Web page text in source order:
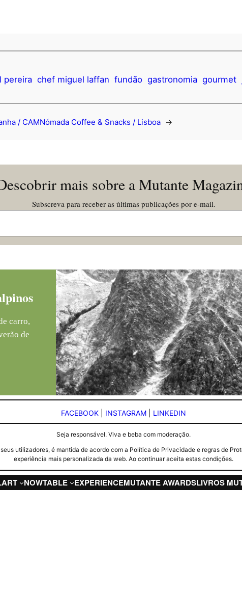
pereira chef miguel laffan fundão gastronomia gourmet
/ CAMNómada Coffee & Snacks / Lisboa →
mais sobre a Mutante
Subscreva para receber as últimas publicações por e-mail.
carro,
de
FACEBOOK INSTAGRAM LINKEDIN
Seja responsável. Viva e beba com moderação.
utilizadores, é mantida de acordo com a Política de Privacidade e regras de
experiência mais personalizada da web. Ao continuar aceita estas condições.
ART NOWTABLE EXPERIENCEMUTANTE AWARDSLIVROS